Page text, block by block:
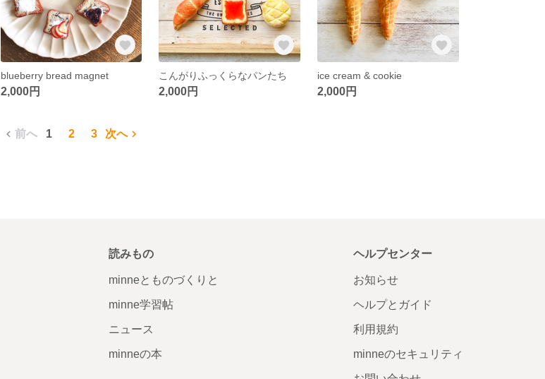
blueberry bread magnet
2,000円
こんがりふっくらなパンたち
2,000円
ice cream & cookie
2,000円
前へ 1 2 3 次へ
読みもの
minneとものづくりと
minne学習帖
ニュース
minneの本
ヘルプセンター
お知らせ
ヘルプとガイド
利用規約
minneのセキュリティ